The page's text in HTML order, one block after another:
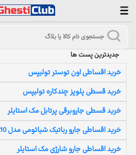
جدیدترین پست ها
خرید اقساطی اون توستر تولیپس
خرید قسطی پلوپز چندکاره تولیپس
خرید قسطی جاروبرقی پرتابل مک استایلر
خرید اقساطی جارو رباتیک شیائومی مدل X10
خرید اقساطی جارو شارژی مک استایلر